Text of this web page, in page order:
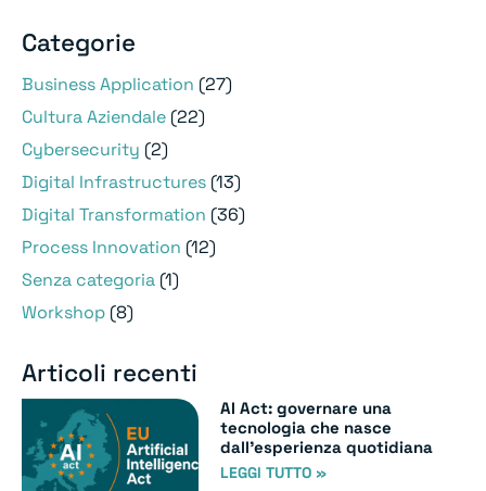
Categorie
Business Application (27)
Cultura Aziendale (22)
Cybersecurity (2)
Digital Infrastructures (13)
Digital Transformation (36)
Process Innovation (12)
Senza categoria (1)
Workshop (8)
Articoli recenti
AI Act: governare una
tecnologia che nasce
dall’esperienza quotidiana
LEGGI TUTTO »